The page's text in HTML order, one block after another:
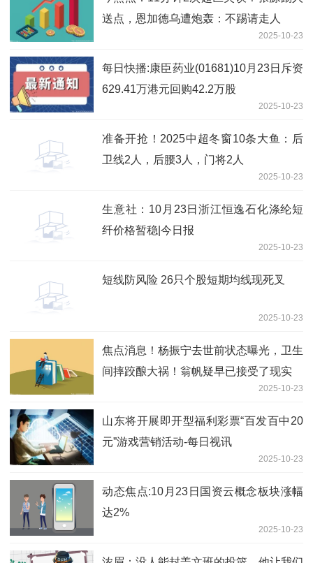
送点，恩加德乌遭炮轰：不踢请走人
2025-10-23
每日快播:康臣药业(01681)10月23日斥资
629.41万港元回购42.2万股
2025-10-23
准备开抢！2025中超冬窗10条大鱼：后
卫线2人，后腰3人，门将2人
2025-10-23
生意社：10月23日浙江恒逸石化涤纶短
纤价格暂稳|今日报
2025-10-23
短线防风险 26只个股短期均线现死叉
2025-10-23
焦点消息！杨振宁去世前状态曝光，卫生
间摔跤酿大祸！翁帆疑早已接受了现实
2025-10-23
山东将开展即开型福利彩票“百发百中20
元”游戏营销活动-每日视讯
2025-10-23
动态焦点:10月23日国资云概念板块涨幅
达2%
2025-10-23